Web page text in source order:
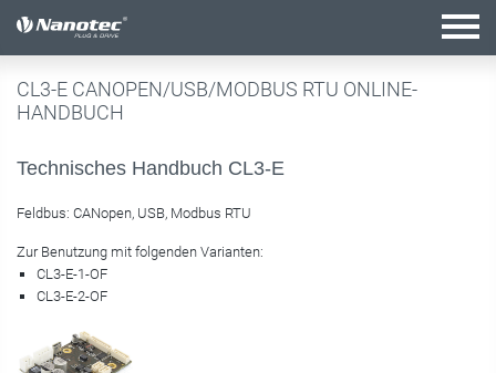
Aktive Kombination
CL3-E CANOPEN/USB/MODBUS RTU ONLINE-
HANDBUCH
Technisches Handbuch CL3-E
Feldbus: CANopen, USB, Modbus RTU
Zur Benutzung mit folgenden Varianten:
CL3-E-1-OF
CL3-E-2-OF